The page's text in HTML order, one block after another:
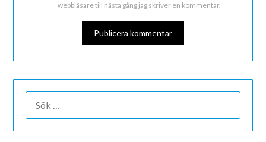
webbläsare till nästa gång jag skriver en kommentar.
ALTERNATIVE: